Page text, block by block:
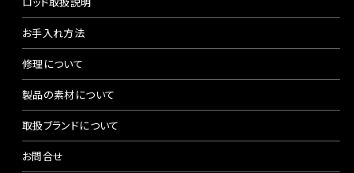
お手入れ方法
修理について
製品の素材について
取扱ブランドについて
お問合せ